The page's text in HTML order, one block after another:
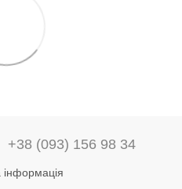
+38 (093) 156 98 34
інформація